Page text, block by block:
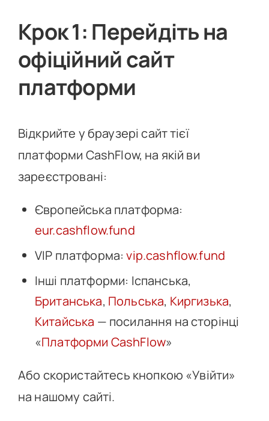
Крок 1: Перейдіть на
офіційний сайт
платформи
Відкрийте у браузері сайт тієї
платформи CashFlow, на якій ви
зареєстровані:
Європейська платформа:
eur.cashflow.fund
VIP платформа:vip.cashflow.fund
Інші платформи: Іспанська,
Британська, Польська, Киргизька,
Китайська — посилання на сторінці
«Платформи CashFlow»
Або скористайтесь кнопкою «Увійти»
на нашому сайті.